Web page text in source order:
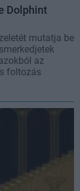
Dolphint
mutatja be
az
foltozás